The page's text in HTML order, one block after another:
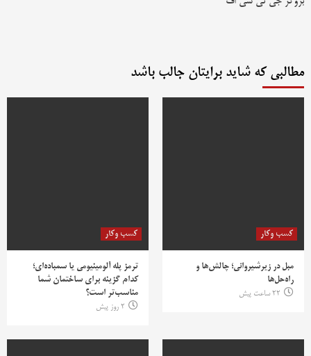
مطالبی که شاید برایتان جالب باشد
کسب وکار
مبل در زیرشیروانی؛ چالش‌ها و
راه‌حل‌ها
22 ساعت پیش
کسب وکار
ترمز پله آلومینیومی یا سمباده‌ای؛
کدام گزینه برای ساختمان شما
مناسب‌تر است؟
2 روز پیش